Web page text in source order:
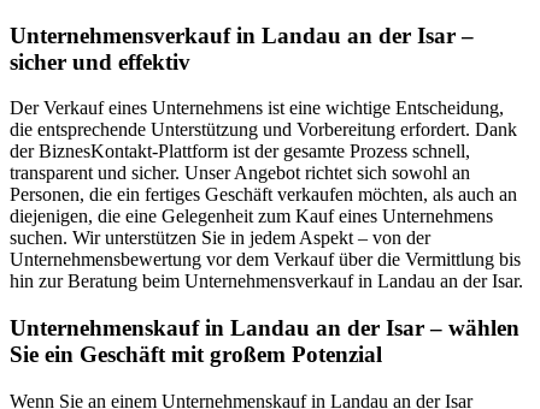
Unternehmensverkauf in Landau an der Isar –
sicher und effektiv
Der Verkauf eines Unternehmens ist eine wichtige Entscheidung,
die entsprechende Unterstützung und Vorbereitung erfordert. Dank
der BiznesKontakt-Plattform ist der gesamte Prozess schnell,
transparent und sicher. Unser Angebot richtet sich sowohl an
Personen, die ein fertiges Geschäft verkaufen möchten, als auch an
diejenigen, die eine Gelegenheit zum Kauf eines Unternehmens
suchen. Wir unterstützen Sie in jedem Aspekt – von der
Unternehmensbewertung vor dem Verkauf über die Vermittlung bis
hin zur Beratung beim Unternehmensverkauf in Landau an der Isar.
Unternehmenskauf in Landau an der Isar – wählen
Sie ein Geschäft mit großem Potenzial
Wenn Sie an einem Unternehmenskauf in Landau an der Isar